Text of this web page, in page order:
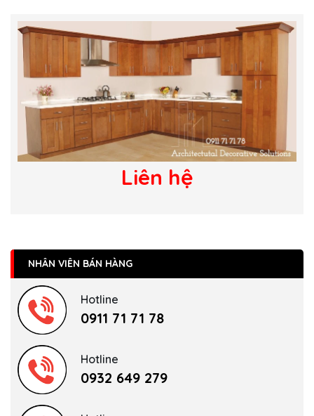
Liên hệ
NHÂN VIÊN BÁN HÀNG
Hotline
0911 71 71 78
Hotline
0932 649 279